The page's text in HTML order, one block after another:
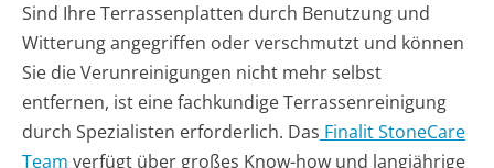
Sind Ihre Terrassenplatten durch Benutzung und
Witterung angegriffen oder verschmutzt und können
Sie die Verunreinigungen nicht mehr selbst
entfernen, ist eine fachkundige Terrassenreinigung
durch Spezialisten erforderlich. Das Finalit StoneCare
Team verfügt über großes Know-how und langjährige